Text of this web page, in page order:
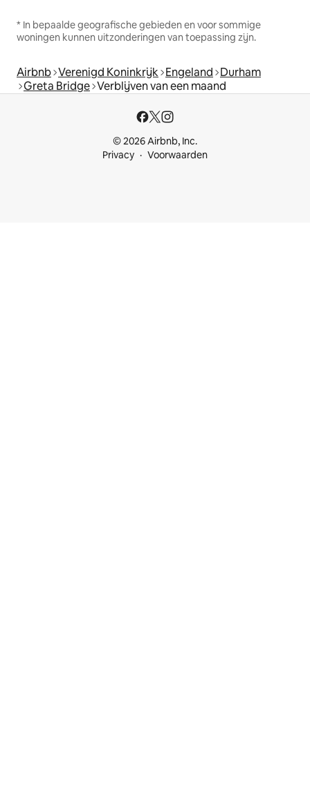
* In bepaalde geografische gebieden en voor sommige
woningen kunnen uitzonderingen van toepassing zijn.
Airbnb Verenigd Koninkrijk Engeland Durham
Greta Bridge Verblijven van een maand
© 2026 Airbnb, Inc.
Privacy
Voorwaarden